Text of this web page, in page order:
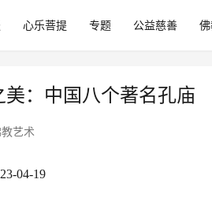
心乐菩提 专题 公益慈善
美：中国八个著名孔庙
艺术
04-19